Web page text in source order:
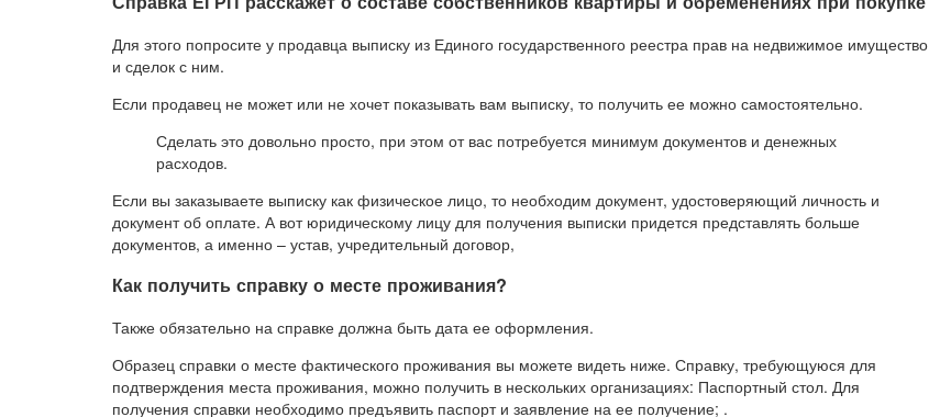
Для этого попросите у продавца выписку из Единого государственного реестра прав на недвижимое имущество
и сделок с ним.
Если продавец не может или не хочет показывать вам выписку, то получить ее можно самостоятельно.
Сделать это довольно просто, при этом от вас потребуется минимум документов и денежных
расходов.
Если вы заказываете выписку как физическое лицо, то необходим документ, удостоверяющий личность и
документ об оплате. А вот юридическому лицу для получения выписки придется представлять больше
документов, а именно – устав, учредительный договор,
Как получить справку о месте проживания?
Также обязательно на справке должна быть дата ее оформления.
Образец справки о месте фактического проживания вы можете видеть ниже. Справку, требующуюся для
подтверждения места проживания, можно получить в нескольких организациях: Паспортный стол. Для
получения справки необходимо предъявить паспорт и заявление на ее получение; .